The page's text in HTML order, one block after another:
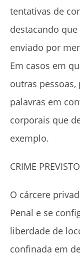
tentativas de
destacando
enviado por
Em casos em
outras
palavras em
corporais que
exemplo.
CRIME
O cárcere
Penal e se
liberdade de
confinada em